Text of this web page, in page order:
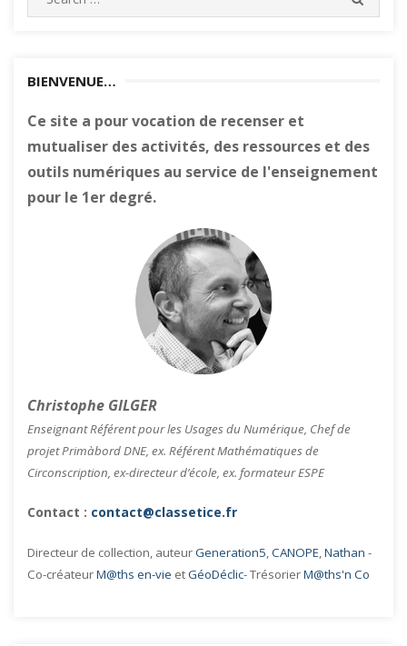
for:
BIENVENUE…
Ce site a pour vocation de recenser et
mutualiser des activités, des ressources et des
outils numériques au service de l'enseignement
pour le 1er degré.
Christophe GILGER
Enseignant Référent pour les Usages du Numérique, Chef de
projet Primàbord DNE, ex. Référent Mathématiques de
Circonscription, ex-directeur d’école, ex. formateur ESPE
Contact : contact@classetice.fr
Directeur de collection, auteurGeneration5,CANOPE,Nathan -
Co-créateurM@ths en-vie etGéoDéclic- TrésorierM@ths'n Co